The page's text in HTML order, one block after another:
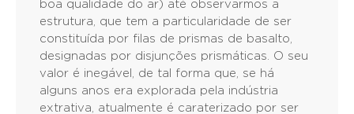
boa qualidade do ar) até observarmos a
estrutura, que tem a particularidade de ser
constituída por filas de prismas de basalto,
designadas por disjunções prismáticas. O seu
valor é inegável, de tal forma que, se há
alguns anos era explorada pela indústria
extrativa, atualmente é caraterizado por ser